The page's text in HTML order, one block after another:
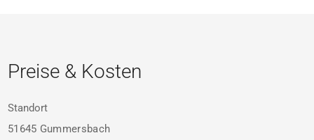
Preise & Kosten
Standort
51645 Gummersbach